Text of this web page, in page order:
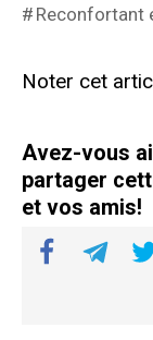
Reconfortant
Noter cet
Avez-vous
partager
et vos amis!